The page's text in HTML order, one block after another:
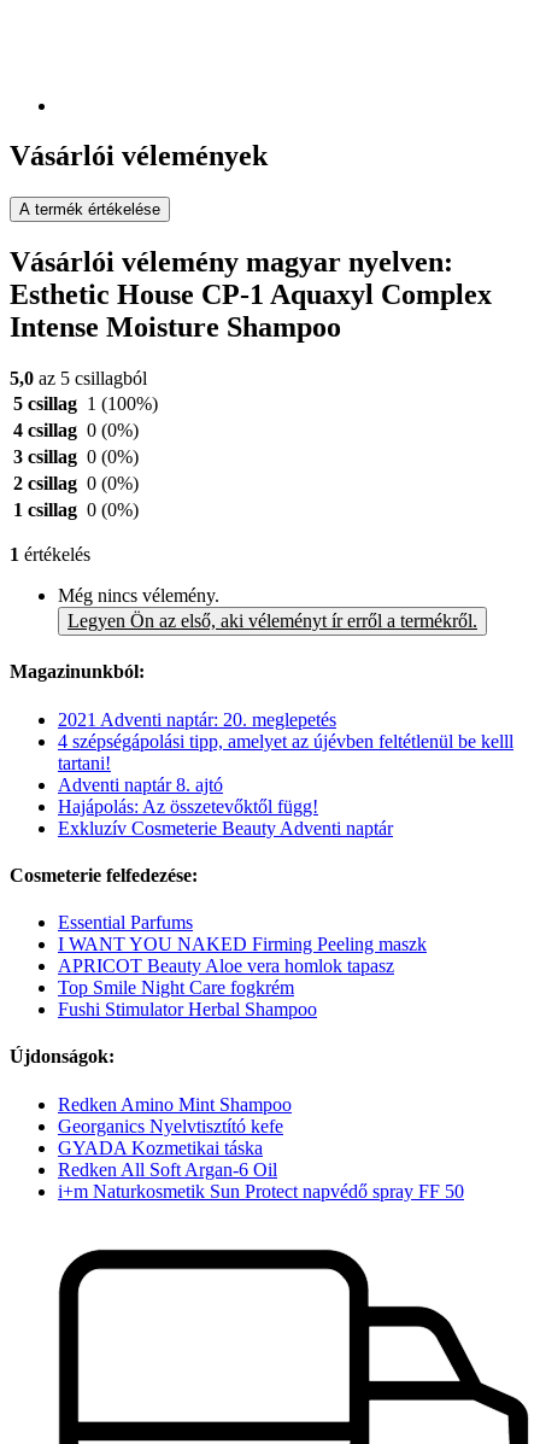
Vásárlói vélemények
A termék értékelése
Vásárlói vélemény magyar nyelven:
Esthetic House CP-1 Aquaxyl Complex
Intense Moisture Shampoo
5,0 az 5 csillagból
5 csillag 1 (100%)
4 csillag 0 (0%)
3 csillag 0 (0%)
2 csillag 0 (0%)
1 csillag 0 (0%)
1 értékelés
Még nincs vélemény.
Legyen Ön az első, aki véleményt ír erről a termékről.
Magazinunkból:
2021 Adventi naptár: 20. meglepetés
4 szépségápolási tipp, amelyet az újévben feltétlenül be kelll
tartani!
Adventi naptár 8. ajtó
Hajápolás: Az összetevőktől függ!
Exkluzív Cosmeterie Beauty Adventi naptár
Cosmeterie felfedezése:
Essential Parfums
I WANT YOU NAKED Firming Peeling maszk
APRICOT Beauty Aloe vera homlok tapasz
Top Smile Night Care fogkrém
Fushi Stimulator Herbal Shampoo
Újdonságok:
Redken Amino Mint Shampoo
Georganics Nyelvtisztító kefe
GYADA Kozmetikai táska
Redken All Soft Argan-6 Oil
i+m Naturkosmetik Sun Protect napvédő spray FF 50